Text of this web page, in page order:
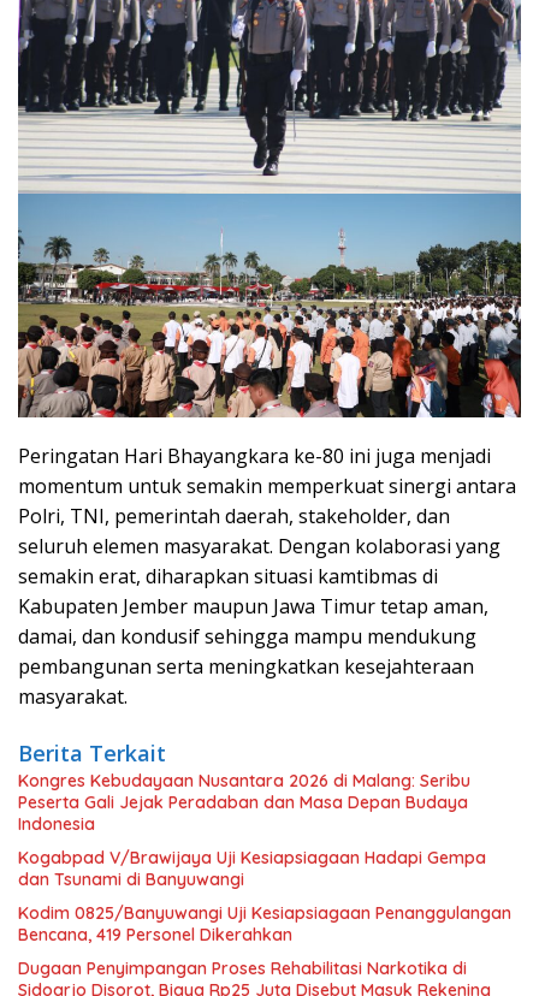
Peringatan Hari Bhayangkara ke-80 ini juga menjadi
momentum untuk semakin memperkuat sinergi antara
Polri, TNI, pemerintah daerah, stakeholder, dan
seluruh elemen masyarakat. Dengan kolaborasi yang
semakin erat, diharapkan situasi kamtibmas di
Kabupaten Jember maupun Jawa Timur tetap aman,
damai, dan kondusif sehingga mampu mendukung
pembangunan serta meningkatkan kesejahteraan
masyarakat.
Berita Terkait
Kongres Kebudayaan Nusantara 2026 di Malang: Seribu
Peserta Gali Jejak Peradaban dan Masa Depan Budaya
Indonesia
Kogabpad V/Brawijaya Uji Kesiapsiagaan Hadapi Gempa
dan Tsunami di Banyuwangi
Kodim 0825/Banyuwangi Uji Kesiapsiagaan Penanggulangan
Bencana, 419 Personel Dikerahkan
Dugaan Penyimpangan Proses Rehabilitasi Narkotika di
Sidoarjo Disorot, Biaya Rp25 Juta Disebut Masuk Rekening